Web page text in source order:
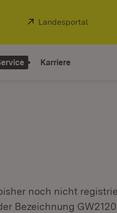
Extern:
Landesportal
Karriere
noch nicht
Bezeichnung